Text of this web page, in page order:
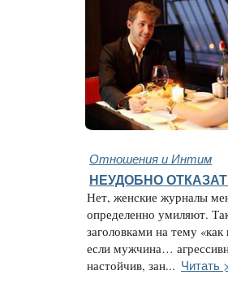
Отношения и Интим
НЕУДОБНО
Нет, женские журналы
определенно умиляют.
заголовками на тему «как
если мужчина…
настойчив, зан... Читать